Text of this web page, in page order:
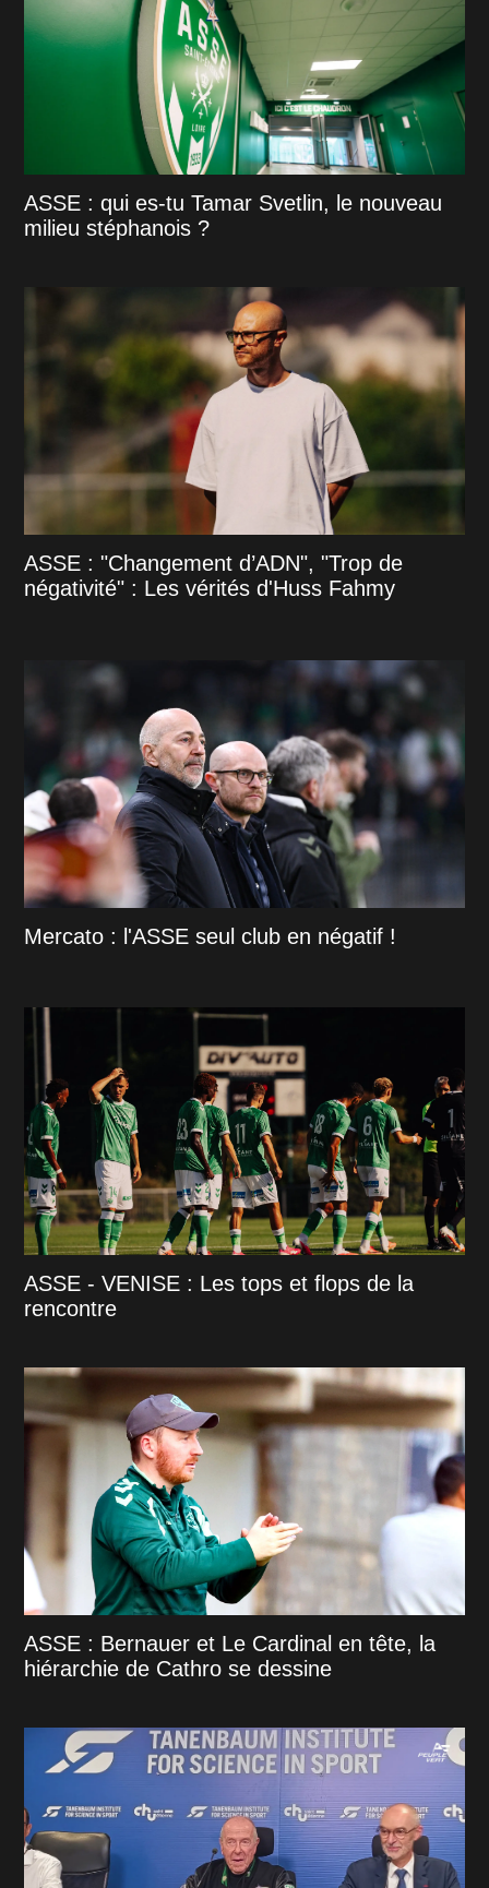
ASSE : qui es-tu Tamar Svetlin, le nouveau
milieu stéphanois ?
ASSE : "Changement d’ADN", "Trop de
négativité" : Les vérités d'Huss Fahmy
Mercato : l'ASSE seul club en négatif !
ASSE - VENISE : Les tops et flops de la
rencontre
ASSE : Bernauer et Le Cardinal en tête, la
hiérarchie de Cathro se dessine